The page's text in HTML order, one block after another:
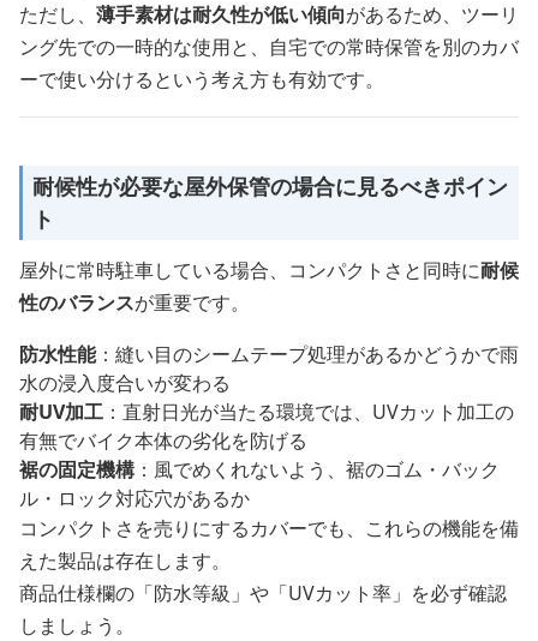
ただし、 薄手素材は耐久性が低い傾向があるため、ツーリ
ング先での一時的な使用と、自宅での常時保管を別のカバ
ーで使い分けるという考え方も有効です。
耐候性が必要な屋外保管の場合に見るべきポイン
ト
屋外に常時駐車している場合、コンパクトさと同時に耐候
性のバランスが重要です。
防水性能：縫い目のシームテープ処理があるかどうかで雨
水の浸入度合いが変わる
耐UV加工 ：直射日光が当たる環境では、UVカット加工の
有無でバイク本体の劣化を防げる
裾の固定機構 ：風でめくれないよう、裾のゴム・バック
ル・ロック対応穴があるか
コンパクトさを売りにするカバーでも、これらの機能を備
えた製品は存在します。
商品仕様欄の「防水等級」や「UVカット率」を必ず確認
しましょう。